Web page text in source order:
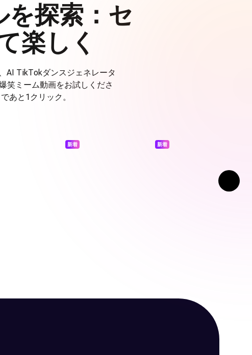
を探索：セ
楽しく
AI TikTokダンスジェネレータ
笑ミーム動画をお試しくださ
あと1クリック。
新着 新着